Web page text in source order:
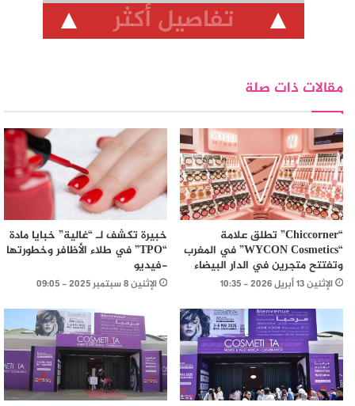
تفاصيل أكثر
مقالات ذات صلة
“Chiccorner” تطلق علامة
“WYCON Cosmetics” في المغرب
وتفتتح متجرين في الدار البيضاء
الإثنين 13 أبريل 2026 - 10:35
خبيرة تكشف لـ “غالية” خبايا مادة
“TPO” في طلاء الأظافر وخطورتها
-فيديو
الإثنين 8 سبتمبر 2025 - 09:05